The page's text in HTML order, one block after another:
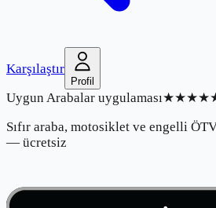
Karşılaştır
Profil
Uygun Arabalar uygulaması
Sıfır araba, motosiklet ve engelli
— ücretsiz